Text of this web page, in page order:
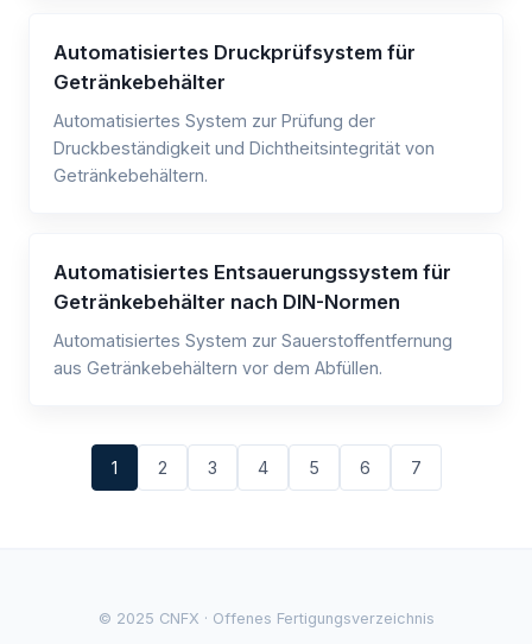
Automatisiertes Druckprüfsystem für
Getränkebehälter
Automatisiertes System zur Prüfung der
Druckbeständigkeit und Dichtheitsintegrität von
Getränkebehältern.
Automatisiertes Entsauerungssystem für
Getränkebehälter nach DIN-Normen
Automatisiertes System zur Sauerstoffentfernung
aus Getränkebehältern vor dem Abfüllen.
1 2 3 4 5 6 7
© 2025 CNFX · Offenes Fertigungsverzeichnis